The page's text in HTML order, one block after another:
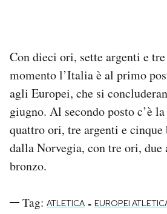
Con dieci ori, sette argenti e
momento l’Italia è al primo
agli Europei, che si
giugno. Al secondo posto c’è
quattro ori, tre argenti e cinque
dalla Norvegia, con tre ori, due
bronzo.
Tag: ATLETICA - EUROPEI